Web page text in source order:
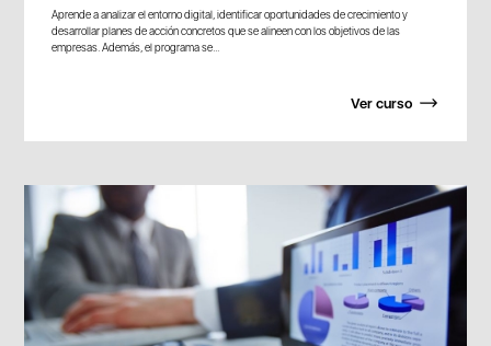
Aprende a analizar el entorno digital, identificar oportunidades de crecimiento y
desarrollar planes de acción concretos que se alineen con los objetivos de las
empresas. Además, el programa se...
Ver curso